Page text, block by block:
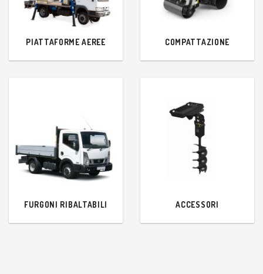
PIATTAFORME AEREE COMPATTAZIONE
FURGONI RIBALTABILI ACCESSORI